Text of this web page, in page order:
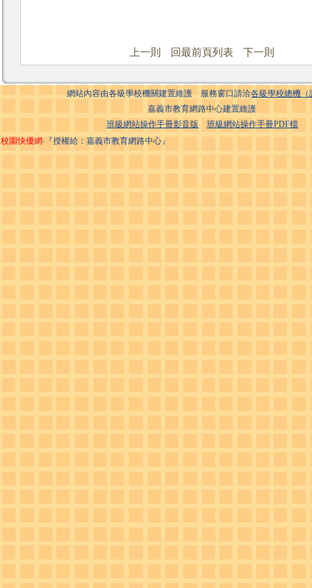
上一則 回最前頁列表 下一則
網站內容由各級學校機關建置維護 服務窗口請洽各級學校總機（
嘉義市教育網路中心建置維護
班級網站操作手冊影音版
班級網站操作手冊PDF檔
校園快優網‧『授權給：嘉義市教育網路中心』